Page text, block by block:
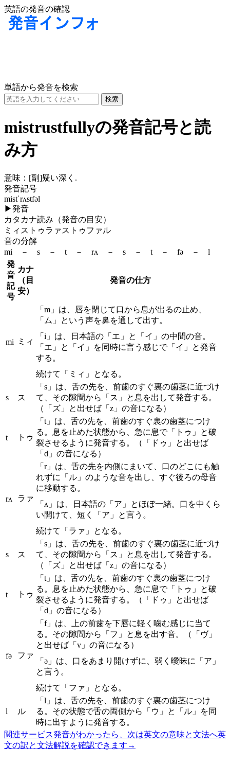
英語の発音の確認
単語から発音を検索
mistrustfullyの発音記号と読
み方
意味： [副]疑い深く.
発音記号
mistˈrʌstfəl
▶発音
カタカナ読み（発音の目安）
ミィストゥラァストゥファル
音の分解
mi － s － t － rʌ － s － t － fə － l
発
音
記
号
カナ
（目
安）
発音の仕方
mi ミィ
「m」は、唇を閉じて口から息が出るの止め、
「ム」という声を鼻を通して出す。
「i」は、日本語の「エ」と「イ」の中間の音。
「エ」と「イ」を同時に言う感じで「イ」と発音
する。
続けて「ミィ」となる。
s ス
「s」は、舌の先を、前歯のすぐ裏の歯茎に近づけ
て、その隙間から「ス」と息を出して発音する。
（「ズ」と出せば「z」の音になる）
t トゥ
「t」は、舌の先を、前歯のすぐ裏の歯茎につけ
る。息を止めた状態から、急に息で「トゥ」と破
裂させるように発音する。（「ドゥ」と出せば
「d」の音になる）
rʌ ラァ
「r」は、舌の先を内側にまいて、口のどこにも触
れずに「ル」のような音を出し、すぐ後ろの母音
に移動する。
「ʌ」は、日本語の「ア」とほぼ一緒。口を中くら
い開けて、短く「ア」と言う。
続けて「ラァ」となる。
s ス
「s」は、舌の先を、前歯のすぐ裏の歯茎に近づけ
て、その隙間から「ス」と息を出して発音する。
（「ズ」と出せば「z」の音になる）
t トゥ
「t」は、舌の先を、前歯のすぐ裏の歯茎につけ
る。息を止めた状態から、急に息で「トゥ」と破
裂させるように発音する。（「ドゥ」と出せば
「d」の音になる）
fə ファ
「f」は、上の前歯を下唇に軽く噛む感じに当て
る。その隙間から「フ」と息を出す音。（「ヴ」
と出せば「v」の音になる）
「ə」は、口をあまり開けずに、弱く曖昧に「ア」
と言う。
続けて「ファ」となる。
l ル
「l」は、舌の先を、前歯のすぐ裏の歯茎につけ
る。その状態で舌の両側から「ウ」と「ル」を同
時に出すように発音する。
関連サービス発音がわかったら、次は英文の意味と文法へ英
文の訳と文法解説を確認できます →